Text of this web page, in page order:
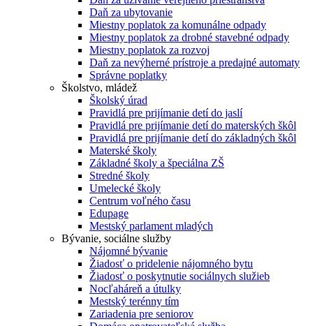
Daň za ubytovanie
Miestny poplatok za komunálne odpady
Miestny poplatok za drobné stavebné odpady
Miestny poplatok za rozvoj
Daň za nevýherné prístroje a predajné automaty
Správne poplatky
Školstvo, mládež
Školský úrad
Pravidlá pre prijímanie detí do jaslí
Pravidlá pre prijímanie detí do materských škôl
Pravidlá pre prijímanie detí do základných škôl
Materské školy
Základné školy a špeciálna ZŠ
Stredné školy
Umelecké školy
Centrum voľného času
Edupage
Mestský parlament mladých
Bývanie, sociálne služby
Nájomné bývanie
Žiadosť o pridelenie nájomného bytu
Žiadosť o poskytnutie sociálnych služieb
Nocľaháreň a útulky
Mestský terénny tím
Zariadenia pre seniorov